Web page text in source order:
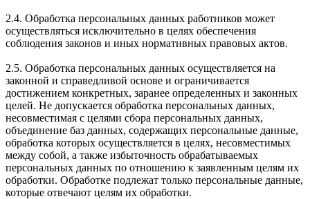
2.4. Обработка персональных данных работников может
осуществляться исключительно в целях обеспечения
соблюдения законов и иных нормативных правовых актов.
2.5. Обработка персональных данных осуществляется на
законной и справедливой основе и ограничивается
достижением конкретных, заранее определенных и законных
целей. Не допускается обработка персональных данных,
несовместимая с целями сбора персональных данных,
объединение баз данных, содержащих персональные данные,
обработка которых осуществляется в целях, несовместимых
между собой, а также избыточность обрабатываемых
персональных данных по отношению к заявленным целям их
обработки. Обработке подлежат только персональные данные,
которые отвечают целям их обработки.